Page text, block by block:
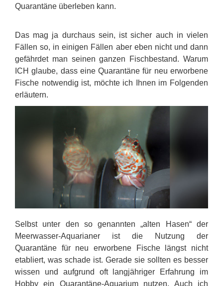
Quarantäne überleben kann.
Das mag ja durchaus sein, ist sicher auch in vielen
Fällen so, in einigen Fällen aber eben nicht und dann
gefährdet man seinen ganzen Fischbestand. Warum
ICH glaube, dass eine Quarantäne für neu erworbene
Fische notwendig ist, möchte ich Ihnen im Folgenden
erläutern.
Selbst unter den so genannten „alten Hasen“ der
Meerwasser-Aquarianer ist die Nutzung der
Quarantäne für neu erworbene Fische längst nicht
etabliert, was schade ist. Gerade sie sollten es besser
wissen und aufgrund oft langjähriger Erfahrung im
Hobby ein Quarantäne-Aquarium nutzen. Auch ich